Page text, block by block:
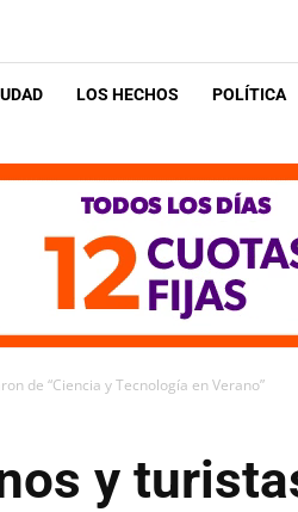
LOS HECHOS POLÍTICA
de “Ciencia y Tecnología en Verano”
y